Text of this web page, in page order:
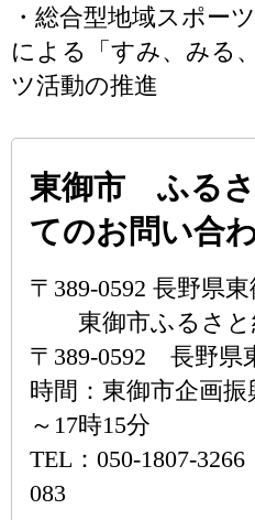
・総合型地域スポー
による「すみ、みる
ツ活動の推進
東御市 ふる
てのお問い合
〒389-0592 長野県
東御市ふるさと
〒389-0592 長野県
時間：東御市企画
～17時15分
TEL：050-1807-
083